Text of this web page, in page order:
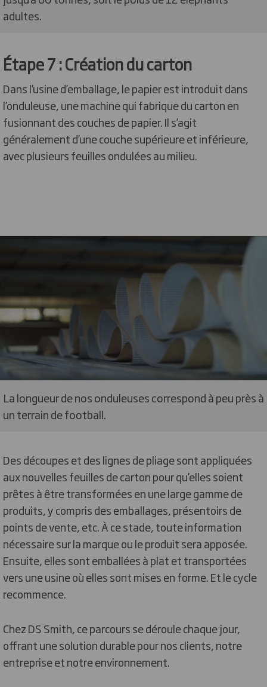
adultes.
Étape 7 : Création du carton
Dans l’usine d’emballage, le papier est introduit dans
l’onduleuse, une machine qui fabrique du carton en
fusionnant des couches de papier. Il s’agit
généralement d’une couche supérieure et inférieure,
avec plusieurs feuilles ondulées au milieu.
La longueur de nos onduleuses correspond à peu près à
un terrain de football.
Des découpes et des lignes de pliage sont appliquées
aux nouvelles feuilles de carton pour qu’elles soient
prêtes à être transformées en une large gamme de
produits, y compris des emballages, présentoirs de
points de vente, etc. À ce stade, toute information
nécessaire sur la marque ou le produit sera apposée.
Ensuite, elles sont emballées à plat et transportées
vers une usine où elles sont mises en forme. Et le cycle
recommence.
Chez DS Smith, ce parcours se déroule chaque jour,
offrant une solution durable pour nos clients, notre
entreprise et notre environnement.